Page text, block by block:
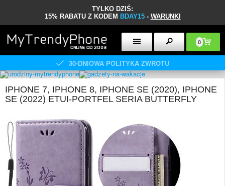
TYLKO DZIŚ:
15% RABATU Z KODEM BDAY15- WARUNKI
0
30-DNIOWA POLITYKA ZWROTU
IPHONE 7, IPHONE 8, IPHONE SE (2020), IPHONE
SE (2022) ETUI-PORTFEL SERIA BUTTERFLY